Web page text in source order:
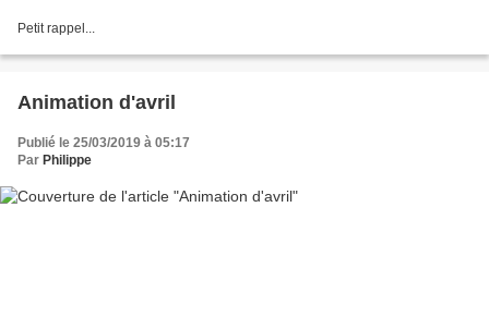
Petit rappel...
Animation d'avril
Publié le 25/03/2019 à 05:17
Par Philippe